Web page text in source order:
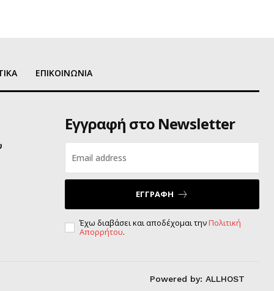
ΕΠΙΚΟΙΝΩΝΙΑ
Εγγραφή στο Newsletter
ΕΓΓΡΑΦΗ
Έχω διαβάσει και αποδέχομαι τηνΠολιτική
Απορρήτου.
Powered by: ALLHOST